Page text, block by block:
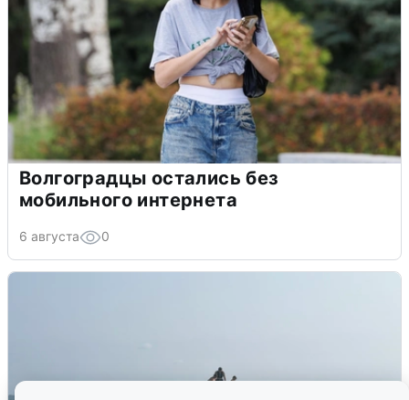
Волгоградцы остались без
мобильного интернета
6 августа 0